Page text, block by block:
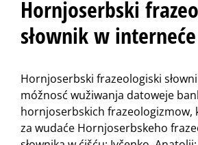
Hornjoserbski
słownik w interneće
Hornjoserbski frazeologiski
móžnosć wužiwanja datoweje
hornjoserbskich frazeologizmow,
za wudaće Hornjoserbskeho